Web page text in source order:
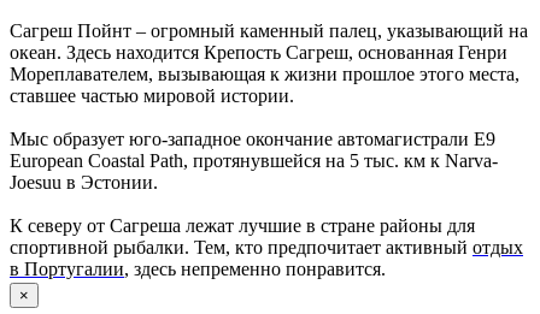
Сагреш Пойнт – огромный каменный палец, указывающий на
океан. Здесь находится Крепость Сагреш, основанная Генри
Мореплавателем, вызывающая к жизни прошлое этого места,
ставшее частью мировой истории.
Мыс образует юго-западное окончание автомагистрали E9
European Coastal Path, протянувшейся на 5 тыс. км к Narva-
Jоesuu в Эстонии.
К северу от Сагреша лежат лучшие в стране районы для
спортивной рыбалки. Тем, кто предпочитает активный отдых
в Португалии, здесь непременно понравится.
×